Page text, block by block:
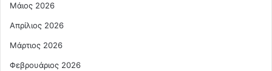
Μάιος 2026
Απρίλιος 2026
Μάρτιος 2026
Φεβρουάριος 2026